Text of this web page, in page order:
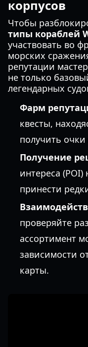
корпусов
Чтобы
типы кораблей
участвовать во
морских
репутации
не только
легендарных
Фарм
квесты,
получить очки
Получение
интереса
принести
проверяйте
ассортимент
зависимости
карты.